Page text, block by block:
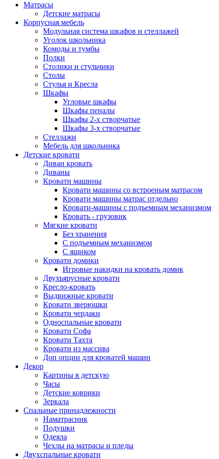
Матрасы
Детские матрасы
Корпусная мебель
Модульная система шкафов и стеллажей
Уголок школьника
Комоды и тумбы
Полки
Столики и стульчики
Столы
Стулья и Кресла
Шкафы
Угловые шкафы
Шкафы пеналы
Шкафы 2-х створчатые
Шкафы 3-х створчатые
Стеллажи
Мебель для школьника
Детские кровати
Диван кровать
Диваны
Кровати машины
Кровати машины со встроеным матрасом
Кровати машины матрас отдельно
Кровати-машины с подъемным механизмом
Кровать - грузовик
Мягкие кровати
Без хранения
С подъемным механизмом
С ящиком
Кровати домики
Игровые накидки на кровать домик
Двухъярусные кровати
Кресло-кровать
Выдвижные кровати
Кровати зверюшки
Кровати чердаки
Односпальные кровати
Кровати Софа
Кровати Тахта
Кровати из массива
Доп опции для кроватей машин
Декор
Картины в детскую
Часы
Детские коврики
Зеркала
Спальные принадлежности
Наматрасник
Подушки
Одеяла
Чехлы на матрасы и пледы
Двухспальные кровати